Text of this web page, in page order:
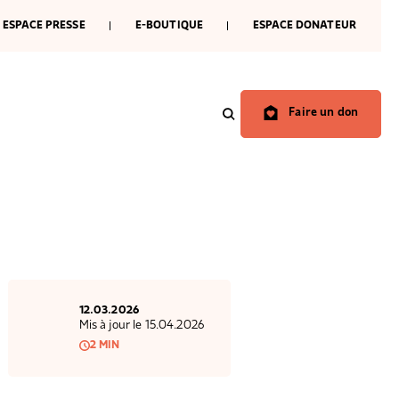
ESPACE PRESSE E-BOUTIQUE ESPACE DONATEUR
Faire un don
12.03.2026
Mis à jour le 15.04.2026
2 MIN